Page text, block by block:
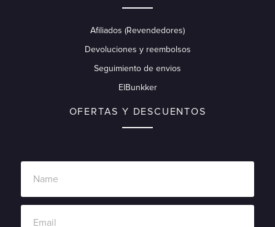
Afiliados (Revendedores)
Devoluciones y reembolsos
Seguimiento de envios
ElBunkker
OFERTAS Y DESCUENTOS